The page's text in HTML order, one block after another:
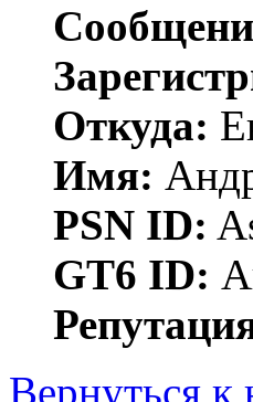
Откуда:
Имя:
PSN ID:
GT6 ID:
Вернуться к